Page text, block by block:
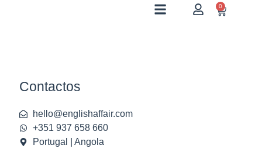
0
Contactos
hello@englishaffair.com
+351 937 658 660
Portugal | Angola